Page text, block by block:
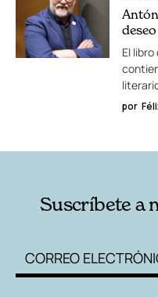
deseo
El
por
Suscríbete a